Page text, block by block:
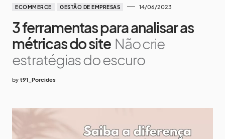
ECOMMERCE GESTÃO DE EMPRESAS 14/06/2023
3 ferramentas para analisar as
métricas do site Não crie
estratégias do escuro
by t91_Porcides